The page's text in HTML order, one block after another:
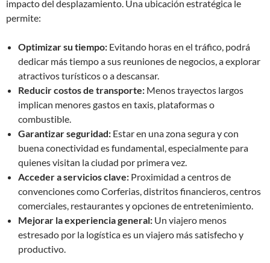
impacto del desplazamiento. Una ubicación estratégica le
permite:
Optimizar su tiempo: Evitando horas en el tráfico, podrá
dedicar más tiempo a sus reuniones de negocios, a explorar
atractivos turísticos o a descansar.
Reducir costos de transporte: Menos trayectos largos
implican menores gastos en taxis, plataformas o
combustible.
Garantizar seguridad: Estar en una zona segura y con
buena conectividad es fundamental, especialmente para
quienes visitan la ciudad por primera vez.
Acceder a servicios clave: Proximidad a centros de
convenciones como Corferias, distritos financieros, centros
comerciales, restaurantes y opciones de entretenimiento.
Mejorar la experiencia general: Un viajero menos
estresado por la logística es un viajero más satisfecho y
productivo.